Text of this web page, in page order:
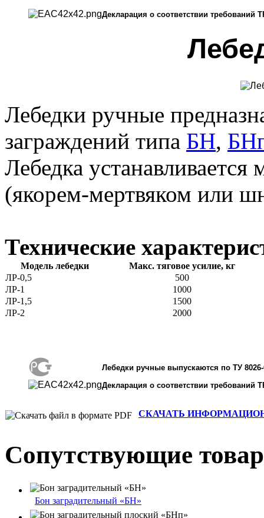
Декларация о соответствии требований
Лебедки ручные
заграждений типа БН,
Лебедка
(якорем-мертвяком или
Технические
Модель лебедки
Maкс. тяговое усилие, кг
ЛР-0,5
500
ЛР-1
1000
ЛР-1,5
1500
ЛР-2
2000
Лебедки ручные выпускаются по ТУ
Декларация о соответствии требований
СКАЧАТЬ
Сопутствующие
Бон заградительный «БН»